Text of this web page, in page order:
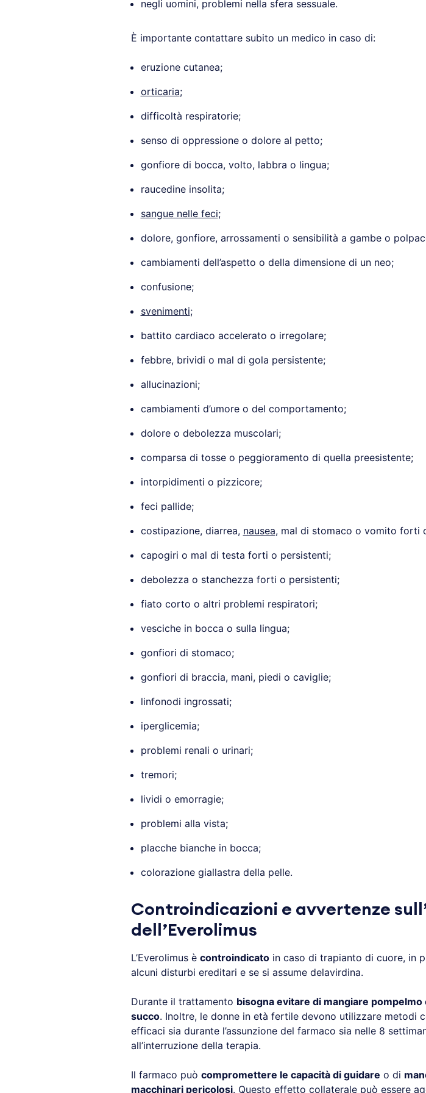
negli uomini, problemi nella sfera sessuale.
È importante contattare subito un medico in caso di:
eruzione cutanea;
orticaria;
difficoltà respiratorie;
senso di oppressione o dolore al petto;
gonfiore di bocca, volto, labbra o lingua;
raucedine insolita;
sangue nelle feci;
dolore, gonfiore, arrossamenti o sensibilità a gambe o
cambiamenti dell’aspetto o della dimensione di un neo;
confusione;
svenimenti;
battito cardiaco accelerato o irregolare;
febbre, brividi o mal di gola persistente;
allucinazioni;
cambiamenti d’umore o del comportamento;
dolore o debolezza muscolari;
comparsa di tosse o peggioramento di quella preesistente;
intorpidimenti o pizzicore;
feci pallide;
costipazione, diarrea, nausea, mal di stomaco o vomito forti
capogiri o mal di testa forti o persistenti;
debolezza o stanchezza forti o persistenti;
fiato corto o altri problemi respiratori;
vesciche in bocca o sulla lingua;
gonfiori di stomaco;
gonfiori di braccia, mani, piedi o caviglie;
linfonodi ingrossati;
iperglicemia;
problemi renali o urinari;
tremori;
lividi o emorragie;
problemi alla vista;
placche bianche in bocca;
colorazione giallastra della pelle.
Controindicazioni e avvertenze
dell’Everolimus
L’Everolimus è controindicatoin caso di trapianto di cuore, in
alcuni disturbi ereditari e se si assume delavirdina.
Durante il trattamento bisogna evitare di mangiare pompelmo
succo. Inoltre, le donne in età fertile devono utilizzare metodi
efficaci sia durante l’assunzione del farmaco sia nelle 8
all’interruzione della terapia.
Il farmaco può compromettere le capacità di guidare o di
macchinari pericolosi. Questo effetto collaterale può essere